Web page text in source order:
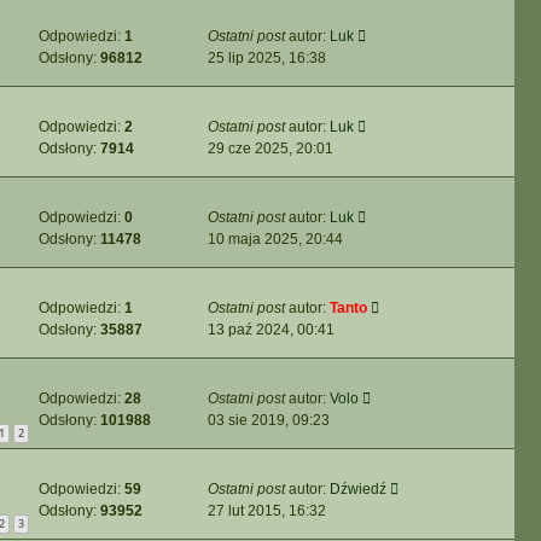
Odpowiedzi: 1
Odsłony: 96812
Ostatni postautor: Luk
25 lip 2025, 16:38
Odpowiedzi: 2
Odsłony: 7914
Ostatni postautor: Luk
29 cze 2025, 20:01
Odpowiedzi: 0
Odsłony: 11478
Ostatni postautor: Luk
10 maja 2025, 20:44
Odpowiedzi: 1
Odsłony: 35887
Ostatni postautor: Tanto
13 paź 2024, 00:41
1 2
Odpowiedzi: 28
Odsłony: 101988
Ostatni postautor: Volo
03 sie 2019, 09:23
2 3
Odpowiedzi: 59
Odsłony: 93952
Ostatni postautor: Dźwiedź
27 lut 2015, 16:32